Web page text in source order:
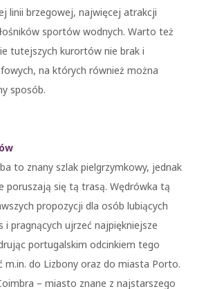
linii brzegowej, najwięcej atrakcji
sportów wodnych. Warto też
tutejszych kurortów nie brak i
na których również można
sposób.
to znany szlak pielgrzymkowy, jednak
poruszają się tą trasą. Wędrówka tą
propozycji dla osób lubiących
i pragnących ujrzeć najpiękniejsze
portugalskim odcinkiem tego
m.in. do Lizbony oraz do miasta Porto.
– miasto znane z najstarszego